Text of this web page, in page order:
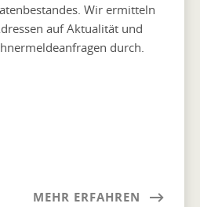
Wir ermitteln
auf Aktualität und
durch.
MEHR ERFAHREN